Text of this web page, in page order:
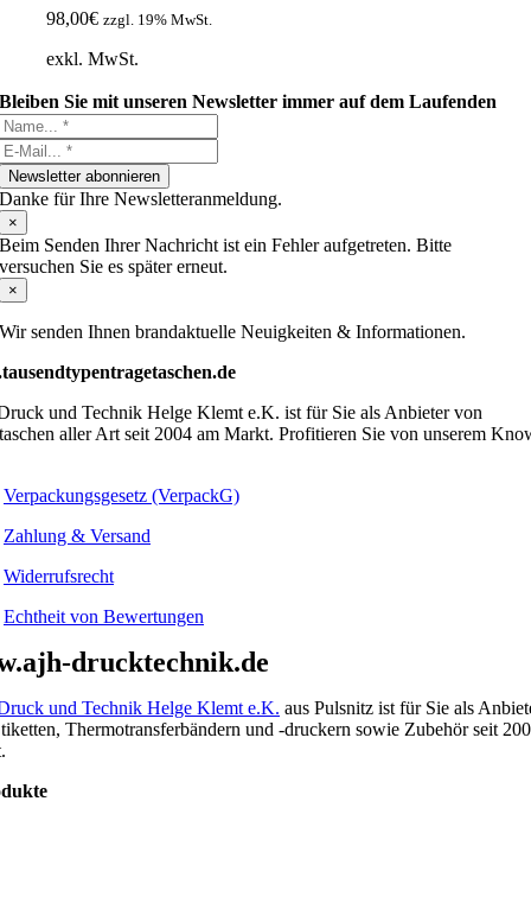
98,00€ zzgl. 19% MwSt.
exkl. MwSt.
Bleiben Sie mit unseren Newsletter immer auf dem Laufenden
Newsletter abonnieren
Danke für Ihre Newsletteranmeldung.
×
Beim Senden Ihrer Nachricht ist ein Fehler aufgetreten. Bitte
versuchen Sie es später erneut.
×
Wir senden Ihnen brandaktuelle Neuigkeiten & Informationen.
und Technik Helge Klemt e.K. ist für Sie als Anbieter von
aller Art seit 2004 am Markt. Profitieren Sie von unserem
Verpackungsgesetz (VerpackG)
Zahlung & Versand
Widerrufsrecht
Echtheit von Bewertungen
drucktechnik.de
und Technik Helge Klemt e.K. aus Pulsnitz ist für Sie als
Thermotransferbändern und -druckern sowie Zubehör seit